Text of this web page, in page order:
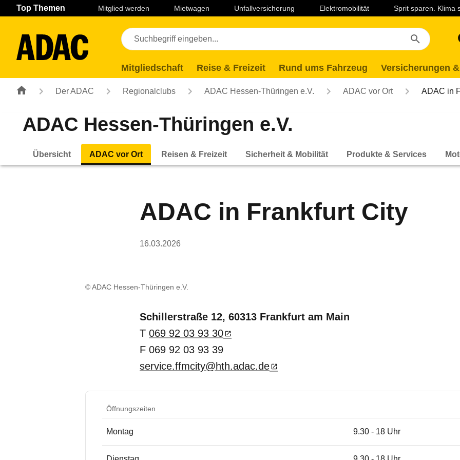
Navigation Seiteninhalt Fußzeile
Top Themen Mitglied werden Mietwagen Unfallversicherung Elektromobilität Sprit sparen. Klima
Mitgliedschaft Reise & Freizeit Rund ums Fahrzeug Versicherungen
Der ADAC Regionalclubs ADAC Hessen-Thüringen e.V. ADAC vor Ort ADAC in
ADAC Hessen-Thüringen e.V.
Übersicht ADAC vor Ort Reisen & Freizeit Sicherheit & Mobilität Produkte & Services
ADAC in Frankfurt City
16.03.2026
© ADAC Hessen-Thüringen e.V.
Schillerstraße 12, 60313 Frankfurt am Main
T 069 92 03 93 30
F 069 92 03 93 39
service.ffmcity@hth.adac.de
Öffnungszeiten
Montag 9.30 - 18 Uhr